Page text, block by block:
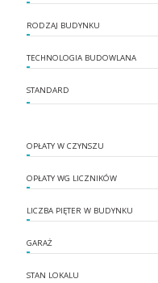
RODZAJ BUDYNKU
TECHNOLOGIA BUDOWLANA
STANDARD
OPŁATY W CZYNSZU
OPŁATY WG LICZNIKÓW
LICZBA PIĘTER W BUDYNKU
GARAŻ
STAN LOKALU